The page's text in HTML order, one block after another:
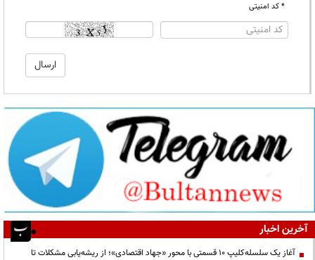
* کد امنیتی
آخرین اخبار
آغاز یک سلسله‌کلیپ ۱۰ قسمتی با محور «جهاد اقتصادی»؛ از ریشه‌یابی مشکلات تا